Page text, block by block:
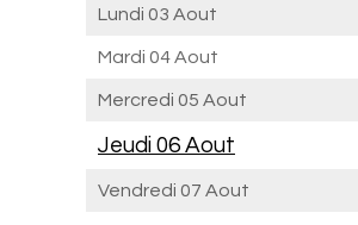
Lundi 03 Aout
Mardi 04 Aout
Mercredi 05 Aout
Jeudi 06 Aout
Vendredi 07 Aout